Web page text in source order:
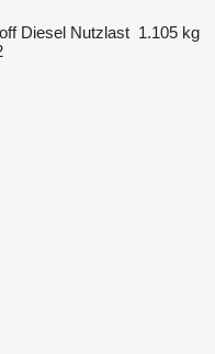
Diesel Nutzlast 1.105 kg